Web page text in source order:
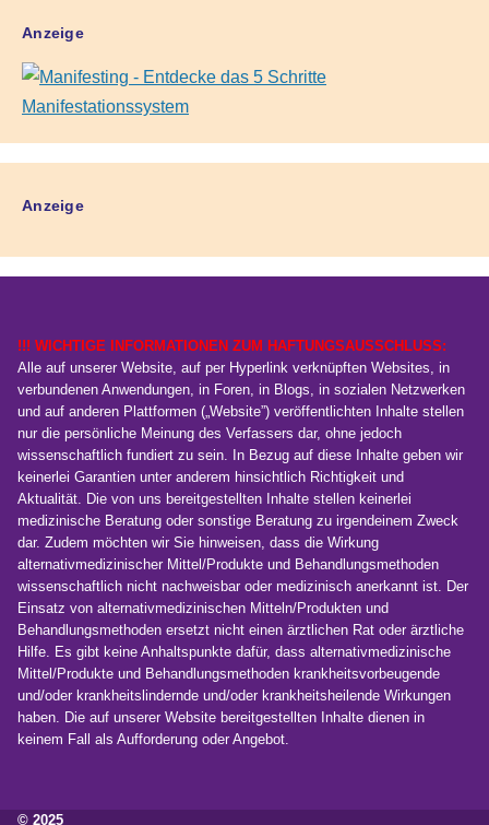
Anzeige
Anzeige
!!! WICHTIGE INFORMATIONEN ZUM HAFTUNGSAUSSCHLUSS:
Alle auf unserer Website, auf per Hyperlink verknüpften Websites, in
verbundenen Anwendungen, in Foren, in Blogs, in sozialen Netzwerken
und auf anderen Plattformen („Website”) veröffentlichten Inhalte stellen
nur die persönliche Meinung des Verfassers dar, ohne jedoch
wissenschaftlich fundiert zu sein. In Bezug auf diese Inhalte geben wir
keinerlei Garantien unter anderem hinsichtlich Richtigkeit und
Aktualität. Die von uns bereitgestellten Inhalte stellen keinerlei
medizinische Beratung oder sonstige Beratung zu irgendeinem Zweck
dar. Zudem möchten wir Sie hinweisen, dass die Wirkung
alternativmedizinischer Mittel/Produkte und Behandlungsmethoden
wissenschaftlich nicht nachweisbar oder medizinisch anerkannt ist. Der
Einsatz von alternativmedizinischen Mitteln/Produkten und
Behandlungsmethoden ersetzt nicht einen ärztlichen Rat oder ärztliche
Hilfe. Es gibt keine Anhaltspunkte dafür, dass alternativmedizinische
Mittel/Produkte und Behandlungsmethoden krankheitsvorbeugende
und/oder krankheitslindernde und/oder krankheitsheilende Wirkungen
haben. Die auf unserer Website bereitgestellten Inhalte dienen in
keinem Fall als Aufforderung oder Angebot.
© 2025